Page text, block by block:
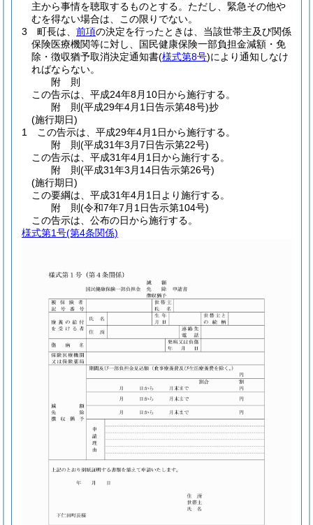
主から事情を聴取するものとする。 ただし、緊急その他や
むを得ない場合は、この限りでない。
3
町長は、 前項の決定を行ったときは、当該世帯主及び関係
保険医療機関等に対し、国民健康保険一部負担金減額・免
除・徴収猶予取消決定通知書(様式第8号)により通知しなけ
ればならない。
附 則
この告示は、平成24年8月10日から施行する。
附 則(平成29年4月1日告示第48号)抄
(施行期日)
1
この告示は、平成29年4月1日から施行する。
附 則(平成31年3月7日告示第22号)
この告示は、平成31年4月1日から施行する。
附 則(平成31年3月14日告示第26号)
(施行期日)
この要綱は、平成31年4月1日より施行する。
附 則(令和7年7月1日告示第104号)
この告示は、公布の日から施行する。
様式第1号(第4条関係)